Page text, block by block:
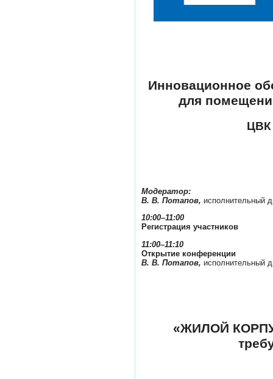
Инновационное
для
ЦВК
Модератор:
В. В. Потапов, исполнительный
10:00–11:00
Регистрация участников
11:00–11:10
Открытие конференции
В. В. Потапов, исполнительный
«ЖИЛОЙ